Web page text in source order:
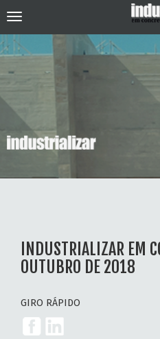
INDUSTRIALIZAR EM
OUTUBRO DE 2018
GIRO RÁPIDO